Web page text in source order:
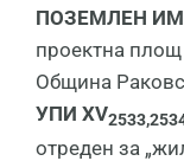
ПОЗЕМЛЕН
проектна площ
Община
УПИ XV
отреден за